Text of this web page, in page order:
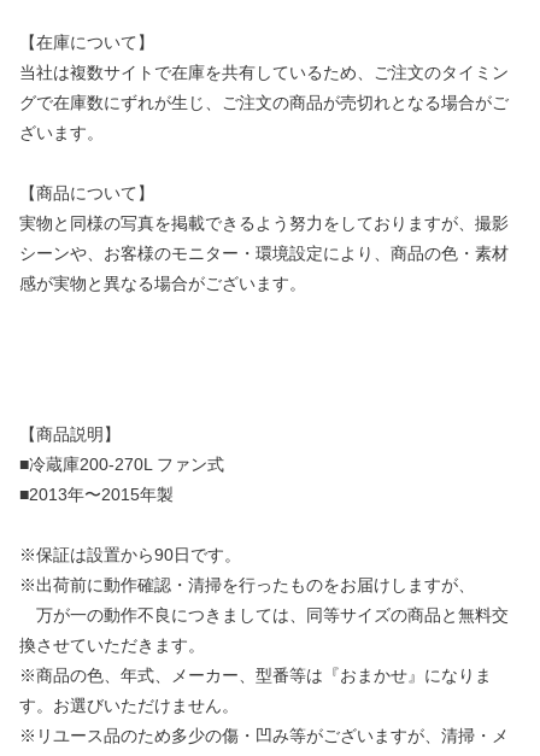
【在庫について】
当社は複数サイトで在庫を共有しているため、ご注文のタイミン
グで在庫数にずれが生じ、ご注文の商品が売切れとなる場合がご
ざいます。
【商品について】
実物と同様の写真を掲載できるよう努力をしておりますが、撮影
シーンや、お客様のモニター・環境設定により、商品の色・素材
感が実物と異なる場合がございます。
【商品説明】
■冷蔵庫200-270L ファン式
■2013年〜2015年製
※保証は設置から90日です。
※出荷前に動作確認・清掃を行ったものをお届けしますが、
万が一の動作不良につきましては、同等サイズの商品と無料交
換させていただきます。
※商品の色、年式、メーカー、型番等は『おまかせ』になりま
す。お選びいただけません。
※リユース品のため多少の傷・凹み等がございますが、清掃・メ